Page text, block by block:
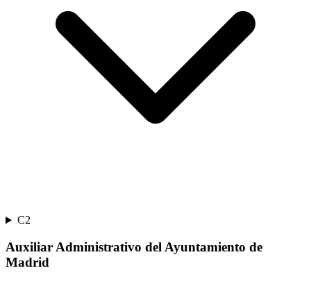
C2
Auxiliar Administrativo del Ayuntamiento de
Madrid